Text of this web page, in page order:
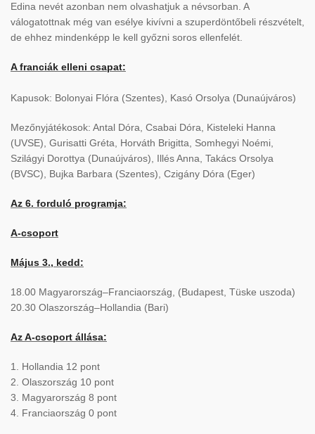
Edina nevét azonban nem olvashatjuk a névsorban. A
válogatottnak még van esélye kivívni a szuperdöntőbeli részvételt,
de ehhez mindenképp le kell győzni soros ellenfelét.
A franciák elleni csapat:
Kapusok: Bolonyai Flóra (Szentes), Kasó Orsolya (Dunaújváros)
Mezőnyjátékosok: Antal Dóra, Csabai Dóra, Kisteleki Hanna
(UVSE), Gurisatti Gréta, Horváth Brigitta, Somhegyi Noémi,
Szilágyi Dorottya (Dunaújváros), Illés Anna, Takács Orsolya
(BVSC), Bujka Barbara (Szentes), Czigány Dóra (Eger)
Az 6. forduló programja:
A-csoport
Május 3., kedd:
18.00 Magyarország–Franciaország, (Budapest, Tüske uszoda)
20.30 Olaszország–Hollandia (Bari)
Az A-csoport állása:
1. Hollandia 12 pont
2. Olaszország 10 pont
3. Magyarország 8 pont
4. Franciaország 0 pont